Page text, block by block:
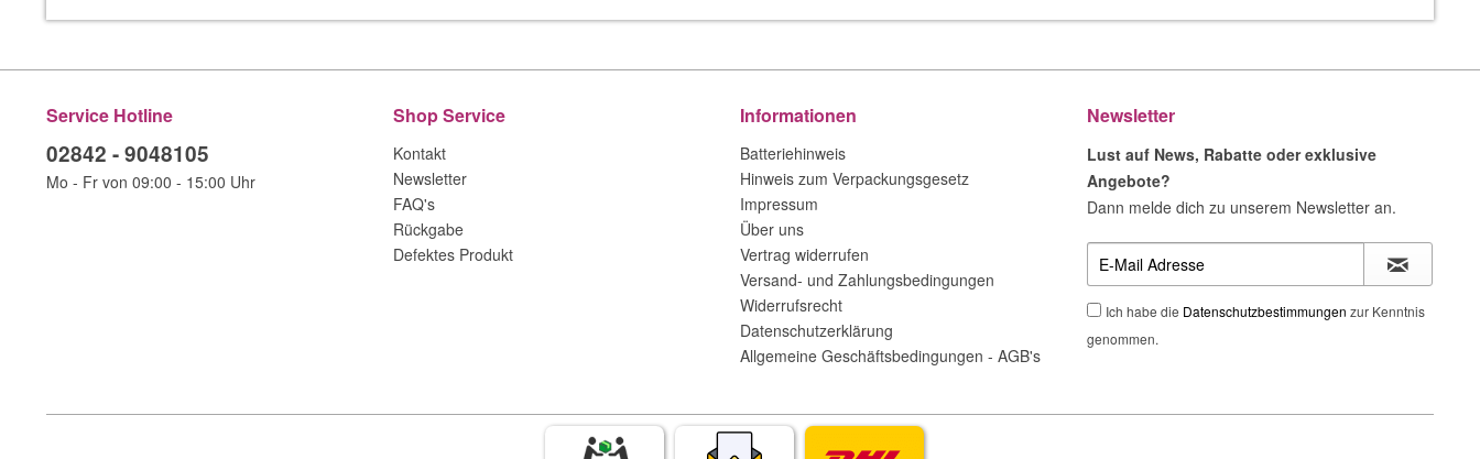
Service Hotline
02842 - 9048105
Mo - Fr von 09:00 - 15:00 Uhr
Shop Service
Kontakt
Newsletter
FAQ's
Rückgabe
Defektes Produkt
Informationen
Batteriehinweis
Hinweis zum Verpackungsgesetz
Impressum
Über uns
Vertrag widerrufen
Versand- und Zahlungsbedingungen
Widerrufsrecht
Datenschutzerklärung
Allgemeine Geschäftsbedingungen - AGB's
Newsletter
Lust auf News, Rabatte oder exklusive
Angebote?
Dann melde dich zu unserem Newsletter an.
Ich habe die Datenschutzbestimmungen zur Kenntnis
genommen.